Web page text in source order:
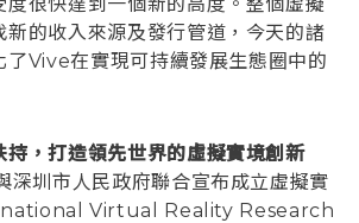
新的收入來源及發行管道，今天的諸
了Vive在實現可持續發展生態圈中的
持，打造領先世界的虛擬實境創新
深圳市人民政府聯合宣布成立虛擬實
Virtual Reality Research